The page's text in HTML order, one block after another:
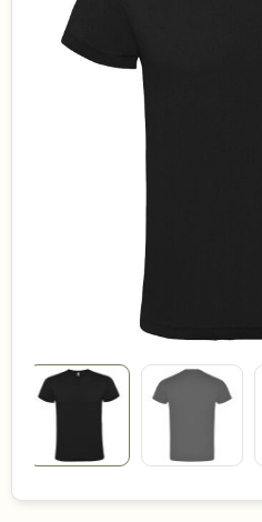
Duurzame keuzes
Made in Europe
Recycled
Bestsellers